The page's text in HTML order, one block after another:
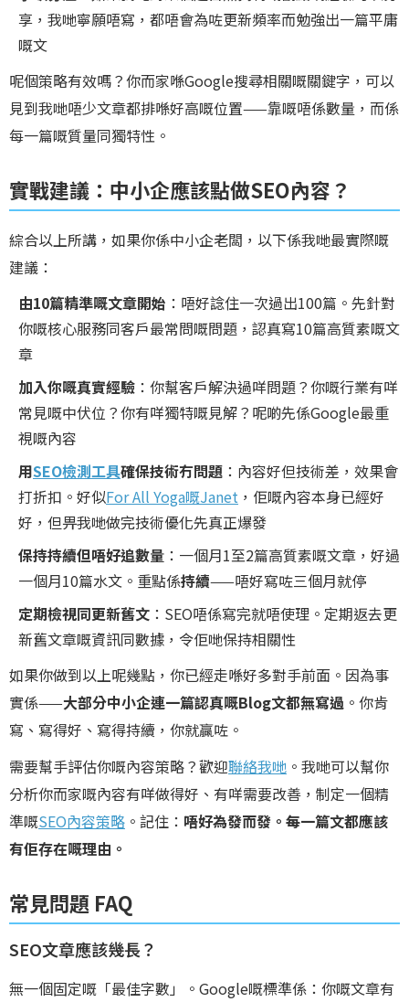
享，我哋寧願唔寫，都唔會為咗更新頻率而勉強出一篇平庸
嘅文
呢個策略有效嗎？你而家喺Google搜尋相關嘅關鍵字，可以
見到我哋唔少文章都排喺好高嘅位置——靠嘅唔係數量，而係
每一篇嘅質量同獨特性。
實戰建議：中小企應該點做SEO內容？
綜合以上所講，如果你係中小企老闆，以下係我哋最實際嘅
建議：
由10篇精準嘅文章開始 ：唔好諗住一次過出100篇。先針對
你嘅核心服務同客戶最常問嘅問題，認真寫10篇高質素嘅文
章
加入你嘅真實經驗 ：你幫客戶解決過咩問題？你嘅行業有咩
常見嘅中伏位？你有咩獨特嘅見解？呢啲先係Google最重
視嘅內容
用SEO檢測工具確保技術冇問題 ：內容好但技術差，效果會
打折扣。好似For All Yoga嘅Janet ，佢嘅內容本身已經好
好，但畀我哋做完技術優化先真正爆發
保持持續但唔好追數量 ：一個月1至2篇高質素嘅文章，好過
一個月10篇水文。重點係持續——唔好寫咗三個月就停
定期檢視同更新舊文 ：SEO唔係寫完就唔使理。定期返去更
新舊文章嘅資訊同數據，令佢哋保持相關性
如果你做到以上呢幾點，你已經走喺好多對手前面。因為事
實係——大部分中小企連一篇認真嘅Blog文都無寫過 。你肯
寫、寫得好、寫得持續，你就贏咗。
需要幫手評估你嘅內容策略？歡迎聯絡我哋 。我哋可以幫你
分析你而家嘅內容有咩做得好、有咩需要改善，制定一個精
準嘅SEO內容策略 。記住： 唔好為發而發。每一篇文都應該
有佢存在嘅理由。
常見問題 FAQ
SEO文章應該幾長？
無一個固定嘅「最佳字數」。Google嘅標準係：你嘅文章有